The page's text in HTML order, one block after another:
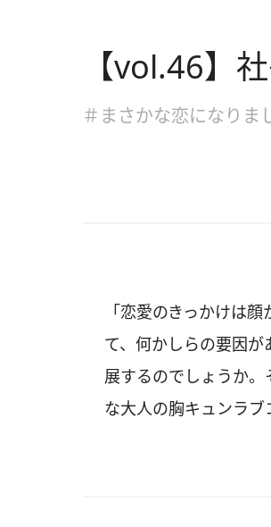
【vol.46】
＃まさかな恋になりま
「恋愛のきっかけは
て、何かしらの要因
展するのでしょうか
な大人の胸キュンラブ